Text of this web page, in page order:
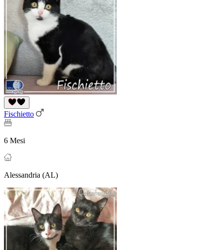
Fischietto
6 Mesi
Alessandria (AL)